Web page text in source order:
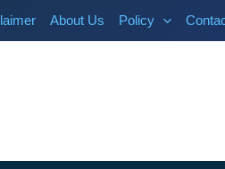
About Us Policy